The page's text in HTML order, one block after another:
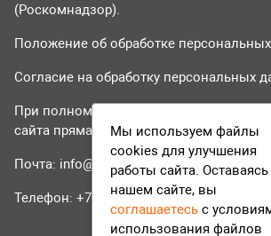
(Роскомнадзор).
Положение об обработке
Согласие на обработку персональных
При полном или частичном
сайта прямая гиперссылка на tvr24.tv
Почта: info@tvr24.tv
Телефон: +7 (496) 551-04-95
Мы используем файлы
cookies для улучшения
работы сайта.
нашем сайте, вы
соглашаетесь с
использования файлов